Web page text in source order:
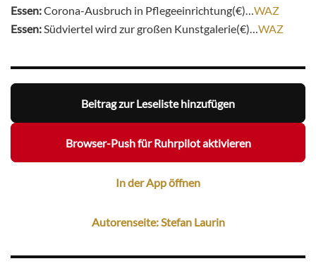
Essen:Corona-Ausbruch in Pflegeeinrichtung(€)…WAZ
Essen:Südviertel wird zur großen Kunstgalerie(€)…WAZ
Beitrag zur Leseliste hinzufügen
Browser-Push für Ruhrpilot aktivieren
In der App öffnen
Autorenseite: Stefan Laurin